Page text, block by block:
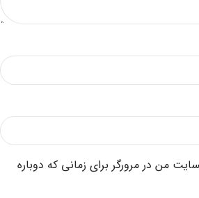
من در مرورگر برای زمانی که دوباره